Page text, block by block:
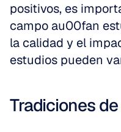
positivos, es
campo au00fan
la calidad y el
estudios pueden
Tradiciones